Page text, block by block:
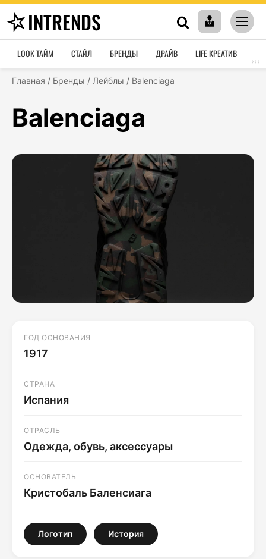
INTRENDS
LOOK ТАЙМ СТАЙЛ БРЕНДЫ ДРАЙВ LIFE КРЕАТИВ
›››
Главная / Бренды / Лейблы / Balenciaga
Balenciaga
ГОД ОСНОВАНИЯ
1917
СТРАНА
Испания
ОТРАСЛЬ
Одежда, обувь, аксессуары
ОСНОВАТЕЛЬ
Кристобаль Баленсиага
Логотип История